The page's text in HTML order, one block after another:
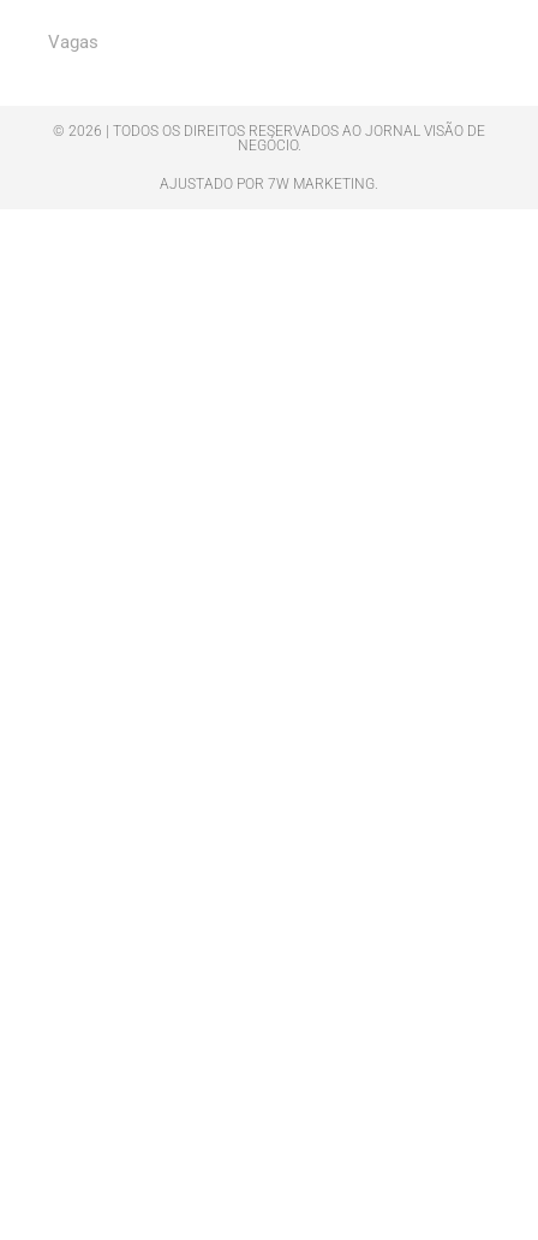
Vagas
© 2026 | TODOS OS DIREITOS RESERVADOS AO JORNAL VISÃO DE
NEGÓCIO.
AJUSTADO POR 7W MARKETING.